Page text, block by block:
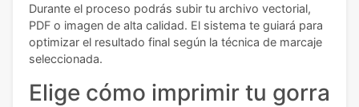
Durante el proceso podrás subir tu archivo vectorial,
PDF o imagen de alta calidad. El sistema te guiará para
optimizar el resultado final según la técnica de marcaje
seleccionada.
Elige cómo imprimir tu gorra